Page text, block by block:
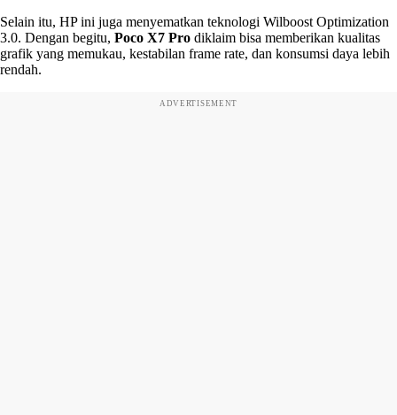
Selain itu, HP ini juga menyematkan teknologi Wilboost Optimization
3.0. Dengan begitu, Poco X7 Pro diklaim bisa memberikan kualitas
grafik yang memukau, kestabilan frame rate, dan konsumsi daya lebih
rendah.
ADVERTISEMENT